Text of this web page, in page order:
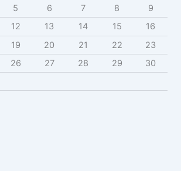
5 6 7 8
9
12 13 14 15
16
19 20 21 22
23
26 27 28 29
30